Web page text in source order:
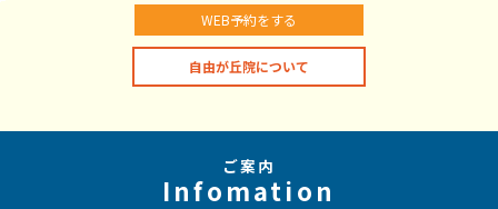
WEB予約をする
自由が丘院について
ご案内
Infomation